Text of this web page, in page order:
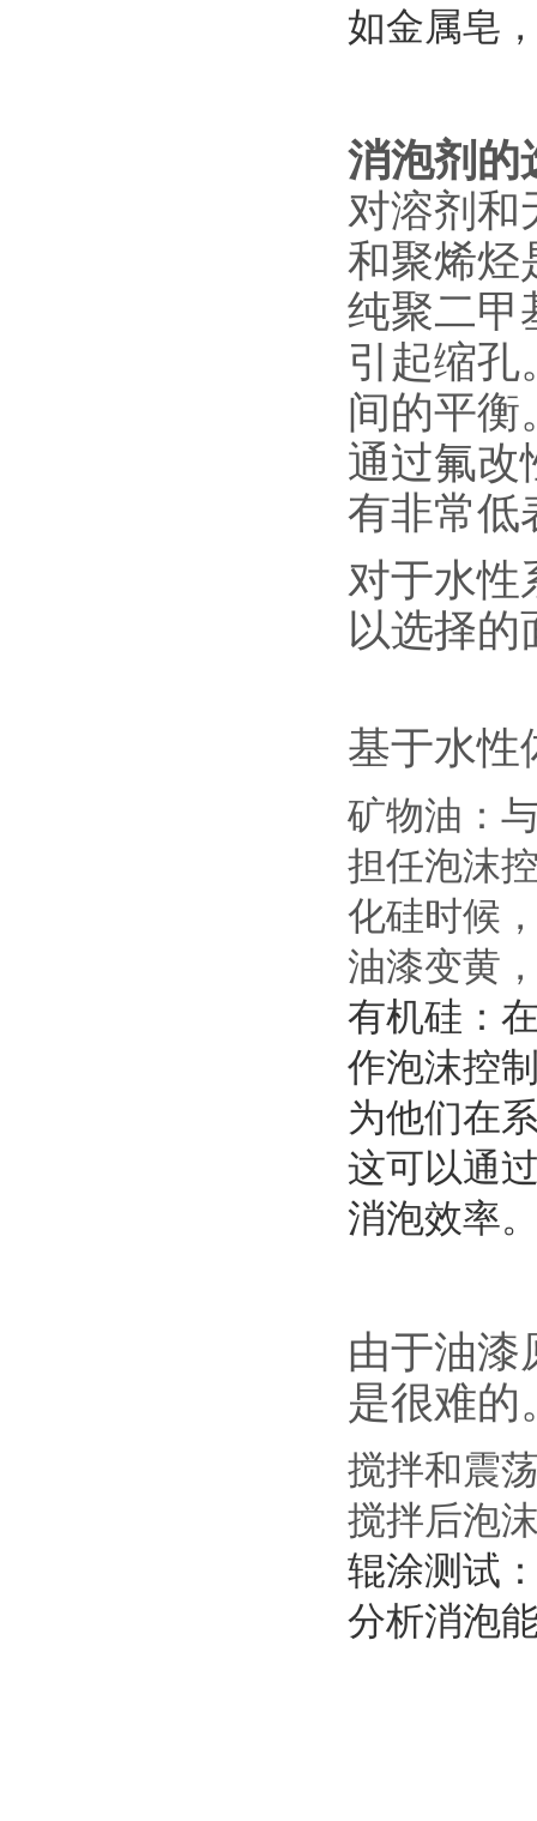
如金属皂
消泡剂的
对溶剂和
和聚烯烃
纯聚二甲
引起缩孔
间的平衡
通过氟改
有非常低
对于水性
以选择的
基于水性
矿物油：
担任泡沫
化硅时候
油漆变黄
有机硅：
作泡沫控
为他们在
这可以通
消泡效率
由于油漆
是很难的
搅拌和震
搅拌后泡
辊涂测试
分析消泡